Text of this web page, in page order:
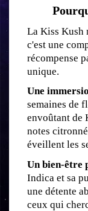
La Kiss Kush
c'est une
récompense
unique.
Une
semaines de
envoûtant de
notes
éveillent les
Un bien-être
Indica et sa
une détente
ceux qui